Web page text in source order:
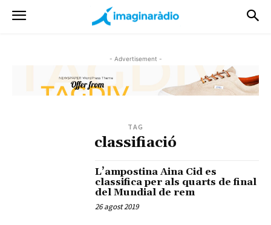
- Advertisement -
TAG
classifiació
L’ampostina Aina Cid es
classifica per als quarts de final
del Mundial de rem
26 agost 2019